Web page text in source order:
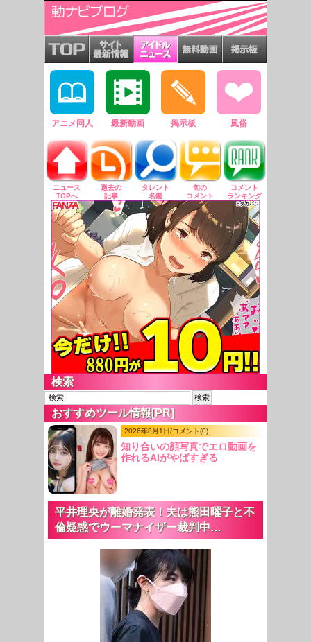
アニメ同人 最新動画 掲示板 風俗
ニュース
TOPへ
過去の
記事
タレント
名鑑
旬の
コメント
コメント
ランキング
検索
おすすめツール情報[PR]
2026年8月1日/コメント(0)
知り合いの顔写真でエロ動画を
作れるAIがやばすぎる
平井理央が離婚発表！夫は熊田曜子と不
倫疑惑でウーマナイザー裁判中…